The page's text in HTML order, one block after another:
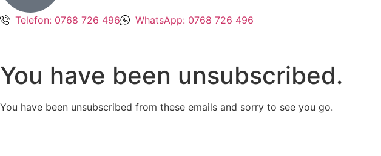
Telefon: 0768 726 496 WhatsApp: 0768 726 496
You have been unsubscribed.
You have been unsubscribed from these emails and sorry to see you go.